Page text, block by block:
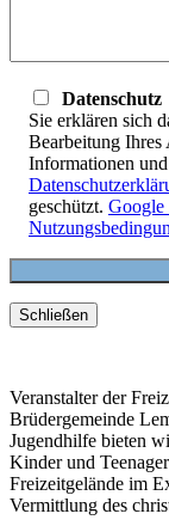
Datenschutz
Sie erklären sich
Bearbeitung Ihres
Informationen
geschützt. Google
Schließen
Veranstalter der
Brüdergemeinde
Jugendhilfe bieten
Kinder und
Freizeitgelände im
Vermittlung des